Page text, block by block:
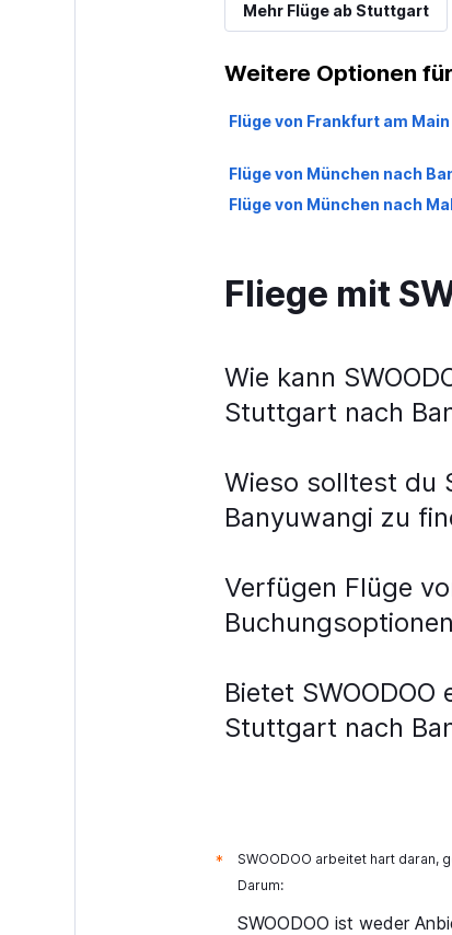
Mehr Flüge ab Stuttgart
Weitere Optionen
Flüge von Frankfurt am
Flüge von München nach
Flüge von München nach
Fliege mit
Wie kann
Stuttgart nach
Wieso solltest du
Banyuwangi zu
Verfügen Flüge
Bietet
Stuttgart nach
* SWOODOO arbeitet hart daran,
Darum:
SWOODOO ist weder